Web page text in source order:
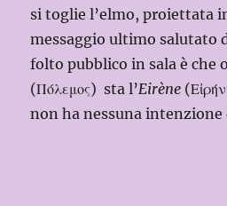
si toglie l’elmo, proiettata
messaggio ultimo salutato
folto pubblico in sala è che
(Πόλεμος) sta l’Eirène
non ha nessuna intenzione